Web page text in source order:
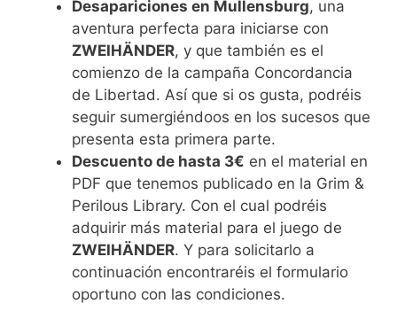
Desapariciones en Mullensburg, una
aventura perfecta para iniciarse con
ZWEIHÄNDER, y que también es el
comienzo de la campaña Concordancia
de Libertad. Así que si os gusta, podréis
seguir sumergiéndoos en los sucesos que
presenta esta primera parte.
Descuento de hasta 3€ en el material en
PDF que tenemos publicado en la Grim &
Perilous Library. Con el cual podréis
adquirir más material para el juego de
ZWEIHÄNDER. Y para solicitarlo a
continuación encontraréis el formulario
oportuno con las condiciones.